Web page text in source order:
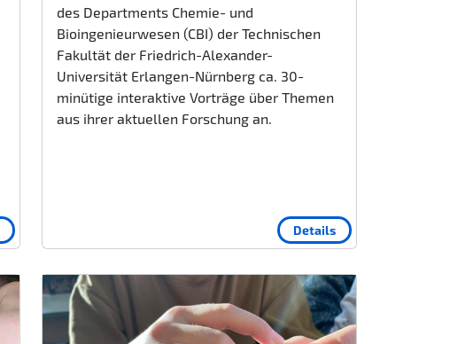
des Departments Chemie- und
Bioingenieurwesen (CBI) der Technischen
Fakultät der Friedrich-Alexander-
Universität Erlangen-Nürnberg ca. 30-
minütige interaktive Vorträge über Themen
aus ihrer aktuellen Forschung an.
Details